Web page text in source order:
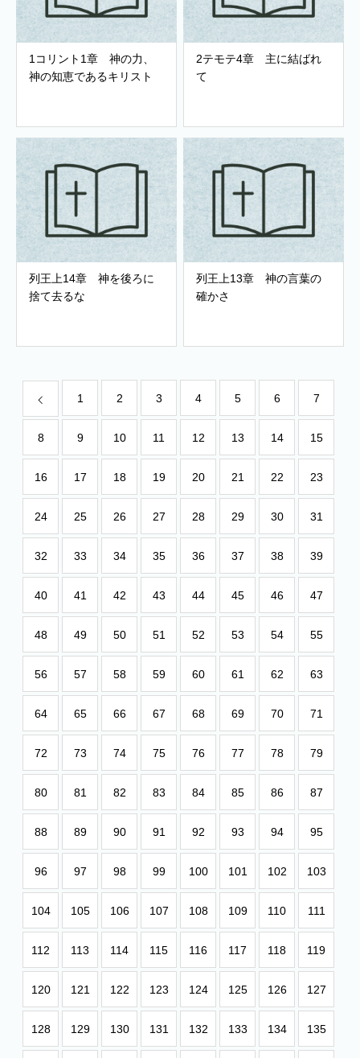
1コリント1章 神の力、
神の知恵であるキリスト
2テモテ4章 主に結ばれ
て
列王上14章 神を後ろに
捨て去るな
列王上13章 神の言葉の
確かさ
1 2 3 4 5 6 7
8 9 10 11 12 13 14 15
16 17 18 19 20 21 22 23
24 25 26 27 28 29 30 31
32 33 34 35 36 37 38 39
40 41 42 43 44 45 46 47
48 49 50 51 52 53 54 55
56 57 58 59 60 61 62 63
64 65 66 67 68 69 70 71
72 73 74 75 76 77 78 79
80 81 82 83 84 85 86 87
88 89 90 91 92 93 94 95
96 97 98 99 100 101 102 103
104 105 106 107 108 109 110 111
112 113 114 115 116 117 118 119
120 121 122 123 124 125 126 127
128 129 130 131 132 133 134 135